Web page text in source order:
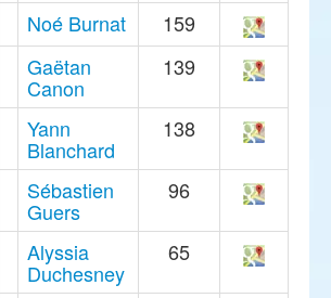
Noé Burnat
159
Gaëtan
Canon
139
Yann
Blanchard
138
Sébastien
Guers
96
Alyssia
Duchesney
65